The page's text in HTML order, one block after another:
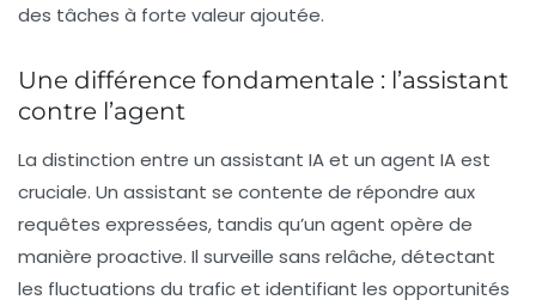
des tâches à forte valeur ajoutée.
Une différence fondamentale : l’assistant
contre l’agent
La distinction entre un assistant IAet un agent IAest
cruciale. Un assistant se contente de répondre aux
requêtes expressées, tandis qu’un agent opère de
manière proactive. Il surveille sans relâche, détectant
les fluctuations du trafic et identifiant les opportunités